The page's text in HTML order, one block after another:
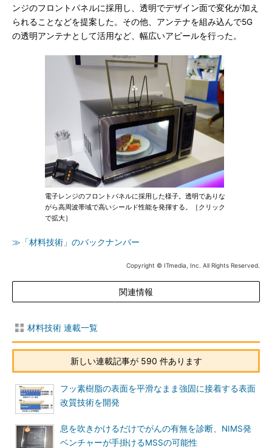
ンジのフロントパネルに採用し、透明でデザイン面で変化が加え
られることなどを提案した。その他、アンテナを組み込んで5G
の透明アンテナとして活用など、幅広いアピールを行った。
電子レンジのフロントパネルに採用した様子。透明でありな
がら高周波帯域で高いシールド性能を発揮する。［クリック
で拡大］
≫「材料技術」のバックナンバー
Copyright © ITmedia, Inc. All Rights Reserved.
関連情報
材料技術 連載一覧
新しい連載記事が 590 件あります
フッ素樹脂の表面を平滑なまま強固に接着する表面
改質技術を開発
息を吹きかけるだけでがんの有無を診断、NIMS発
ベンチャーが手掛けるMSSの可能性